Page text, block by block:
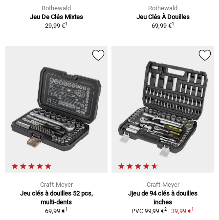
Rothewald
Jeu De Clés Mixtes
29,99 €1
Rothewald
Jeu Clés À Douilles
69,99 €1
Craft-Meyer
Jeu clés à douilles 52 pcs,
multi-dents
69,99 €1
Craft-Meyer
Jjeu de 94 clés à douilles
inches
PVC 99,99 €2 39,99 €1